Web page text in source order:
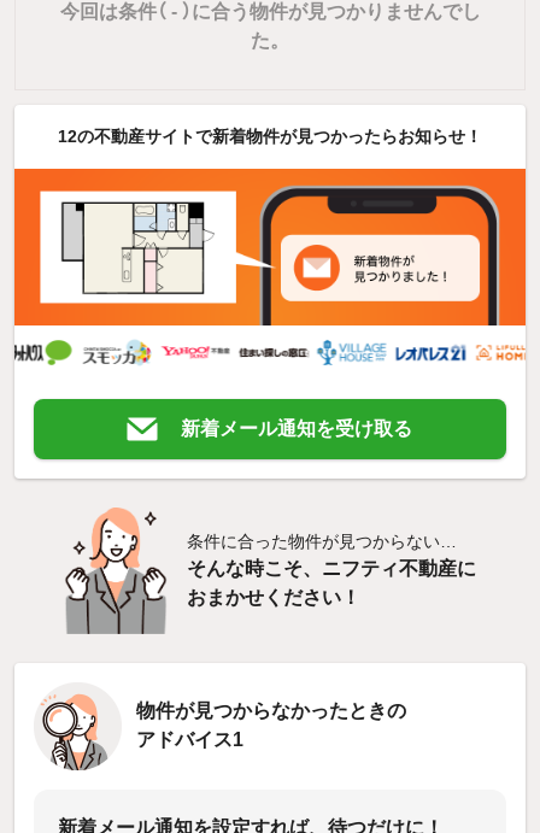
今回は条件（ -）に合う物件が見つかりませんでし
た。
12の不動産サイトで新着物件が見つかったらお知らせ！
新着メール通知を受け取る
条件に合った物件が見つからない…
そんな時こそ、ニフティ不動産に
おまかせください！
物件が見つからなかったときの
アドバイス1
新着メール通知を設定すれば、待つだけに！